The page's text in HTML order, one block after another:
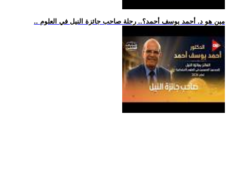
.. مين هو د. أحمد يوسف أحمد؟.. رحلة صاحب جائزة النيل في العلوم